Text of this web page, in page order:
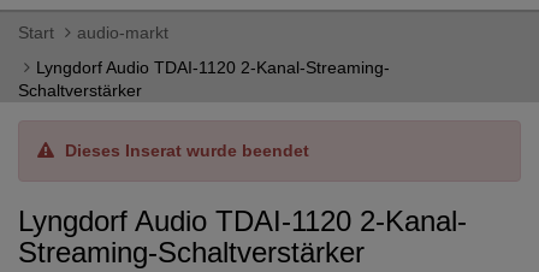
Start
audio-markt
Lyngdorf Audio TDAI-1120 2-Kanal-Streaming-
Schaltverstärker
Dieses Inserat wurde beendet
Lyngdorf Audio TDAI-1120 2-Kanal-
Streaming-Schaltverstärker